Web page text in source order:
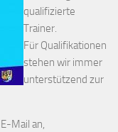
qualifizierte
Trainer.
Für Qualifikationen
stehen wir immer
unterstützend zur
Mail an,